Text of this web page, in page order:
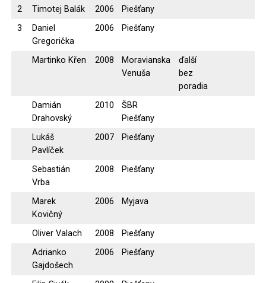
2
Timotej Balák 2006
Piešťany
3
Daniel
Gregorička
2006 Piešťany
Martinko Křen 2008
Moravianska
Venuša
ďalší
bez
poradia
Damián
Drahovský
2010
ŠBR
Piešťany
Lukáš
Pavlíček
2007 Piešťany
Sebastián
Vrba
2008 Piešťany
Marek
Kovičný
2006 Myjava
Oliver Valach 2008
Piešťany
Adrianko
Gajdošech
2006 Piešťany